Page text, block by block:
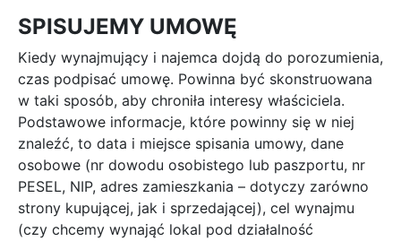
SPISUJEMY UMOWĘ
Kiedy wynajmujący i najemca dojdą do porozumienia,
czas podpisać umowę. Powinna być skonstruowana
w taki sposób, aby chroniła interesy właściciela.
Podstawowe informacje, które powinny się w niej
znaleźć, to data i miejsce spisania umowy, dane
osobowe (nr dowodu osobistego lub paszportu, nr
PESEL, NIP, adres zamieszkania – dotyczy zarówno
strony kupującej, jak i sprzedającej), cel wynajmu
(czy chcemy wynająć lokal pod działalność